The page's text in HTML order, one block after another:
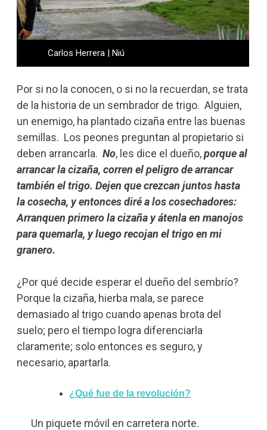
Carlos Herrera | Niú
Por si no la conocen, o si no la recuerdan, se trata
de la historia de un sembrador de trigo. Alguien,
un enemigo, ha plantado cizaña entre las buenas
semillas. Los peones preguntan al propietario si
deben arrancarla. No, les dice el dueño,porque al
arrancar la cizaña, corren el peligro de arrancar
también el trigo. Dejen que crezcan juntos hasta
la cosecha, y entonces diré a los cosechadores:
Arranquen primero la cizaña y átenla en manojos
para quemarla, y luego recojan el trigo en mi
granero.
¿Por qué decide esperar el dueño del sembrío?
Porque la cizaña, hierba mala, se parece
demasiado al trigo cuando apenas brota del
suelo; pero el tiempo logra diferenciarla
claramente; solo entonces es seguro, y
necesario, apartarla.
¿Qué fue de la revolución?
Un piquete móvil en carretera norte.